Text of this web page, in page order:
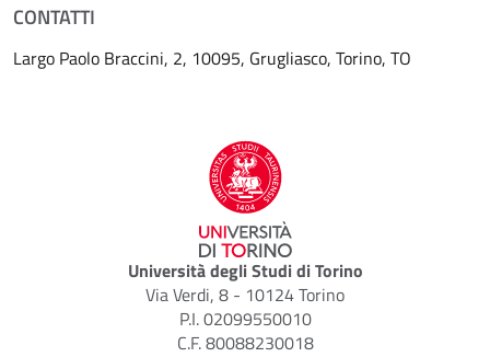
CONTATTI
Largo Paolo Braccini, 2, 10095, Grugliasco, Torino, TO
Università degli Studi di Torino
Via Verdi, 8 - 10124 Torino
P.I. 02099550010
C.F. 80088230018